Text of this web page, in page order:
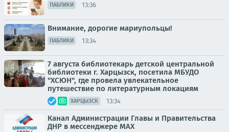
ПАБЛИКИ 13:36
Внимание, дорогие мариупольцы!
ПАБЛИКИ 13:34
7 августа библиотекарь детской центральной
библиотеки г. Харцызск, посетила МБУДО
"ХСЮН", где провела увлекательное
путешествие по литературным локациям
ХАРЦЫЗСК 13:34
Канал Администрации Главы и Правительства
ДНР в мессенджере MAX